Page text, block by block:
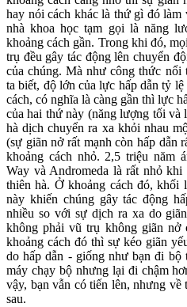
hay nói cách khác là thứ gì đó làm
nhà khoa học tạm gọi là năng
khoảng cách gần. Trong khi đó,
trụ đều gây tác động lên chuyển
của chúng. Mà như công thức nổi
ta biết, độ lớn của lực hấp dẫn tỷ
cách, có nghĩa là càng gần thì lực
của hai thứ này (năng lượng tối và
hà dịch chuyển ra xa khỏi nhau
(sự giãn nở rất mạnh còn hấp dẫn
khoảng cách nhỏ. 2,5 triệu năm
Way và Andromeda là rất nhỏ khi
thiên hà. Ở khoảng cách đó, khối
này khiến chúng gây tác động
nhiều so với sự dịch ra xa do
không phải vũ trụ không giãn nở
khoảng cách đó thì sự kéo giãn
do hấp dẫn - giống như bạn đi bộ
máy chạy bộ nhưng lại đi chậm
vậy, bạn vẫn có tiến lên, nhưng
sau.